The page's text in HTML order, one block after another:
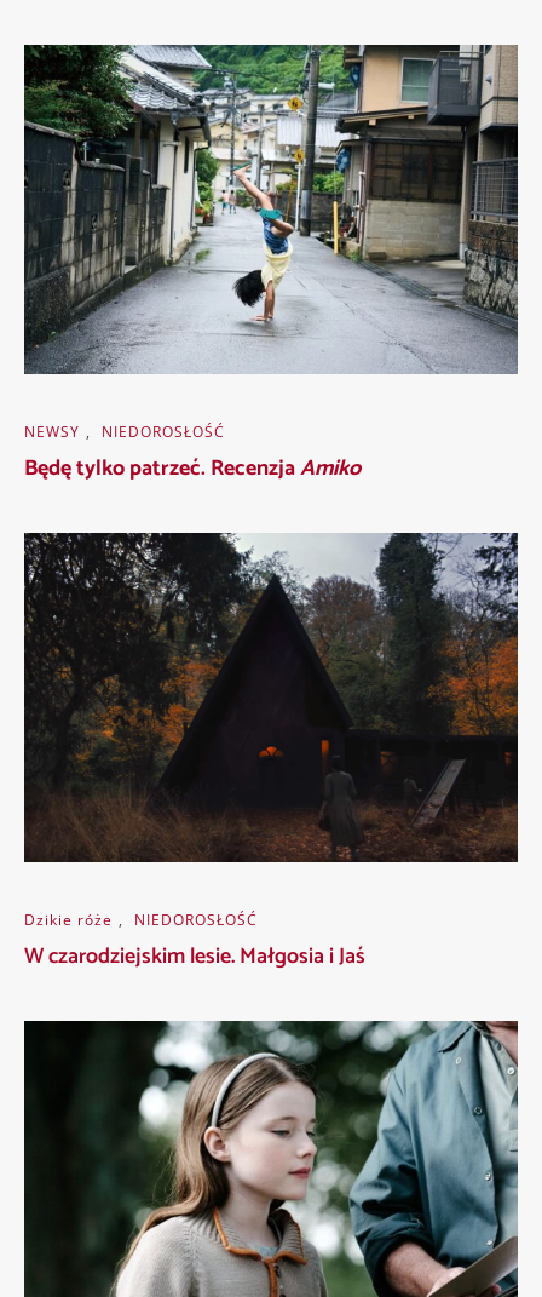
NEWSY , NIEDOROSŁOŚĆ
Będę tylko patrzeć. RecenzjaAmiko
Dzikie róże , NIEDOROSŁOŚĆ
W czarodziejskim lesie. Małgosia i Jaś